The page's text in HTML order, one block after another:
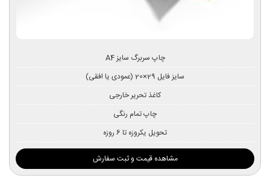
چاپ سربرگ سایز A4
سایز فایل 29×20 (عمودی یا افقی)
کاغذ تحریر خارجی
چاپ تمام رنگی
تحویل یکروزه تا 6 روزه
مشاهده قیمت و ثبت سفارش